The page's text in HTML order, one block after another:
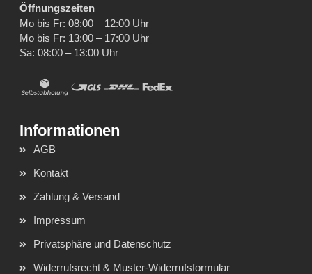
Öffnungszeiten
Mo bis Fr: 08:00 – 12:00 Uhr
Mo bis Fr: 13:00 – 17:00 Uhr
Sa: 08:00 – 13:00 Uhr
AGB
Kontakt
Zahlung & Versand
Impressum
Privatsphäre und Datenschutz
Widerrufsrecht & Muster-Widerrufsformular